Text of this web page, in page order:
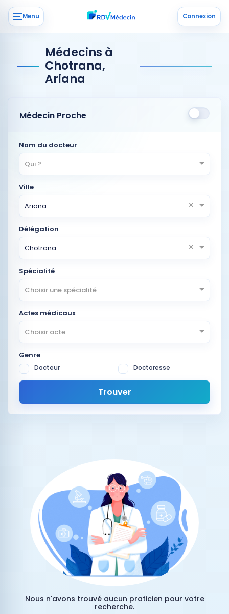
Menu Connexion
Médecins à
Chotrana,
Ariana
Médecin Proche
Nom du docteur
Qui ?
Ville
Ariana
×
Délégation
Chotrana
×
Spécialité
Choisir une spécialité
Actes médicaux
Choisir acte
Genre
Docteur Doctoresse
Trouver
Nous n'avons trouvé aucun praticien pour votre
recherche.